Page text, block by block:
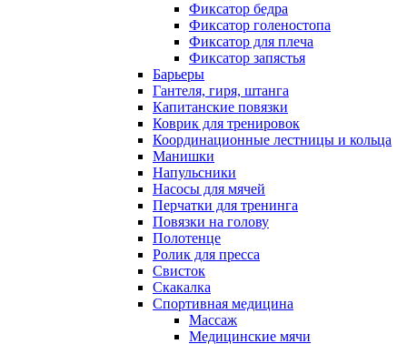
Фиксатор бедра
Фиксатор голеностопа
Фиксатор для плеча
Фиксатор запястья
Барьеры
Гантеля, гиря, штанга
Капитанские повязки
Коврик для тренировок
Координационные лестницы и кольца
Манишки
Напульсники
Насосы для мячей
Перчатки для тренинга
Повязки на голову
Полотенце
Ролик для пресса
Свисток
Скакалка
Спортивная медицина
Массаж
Медицинские мячи